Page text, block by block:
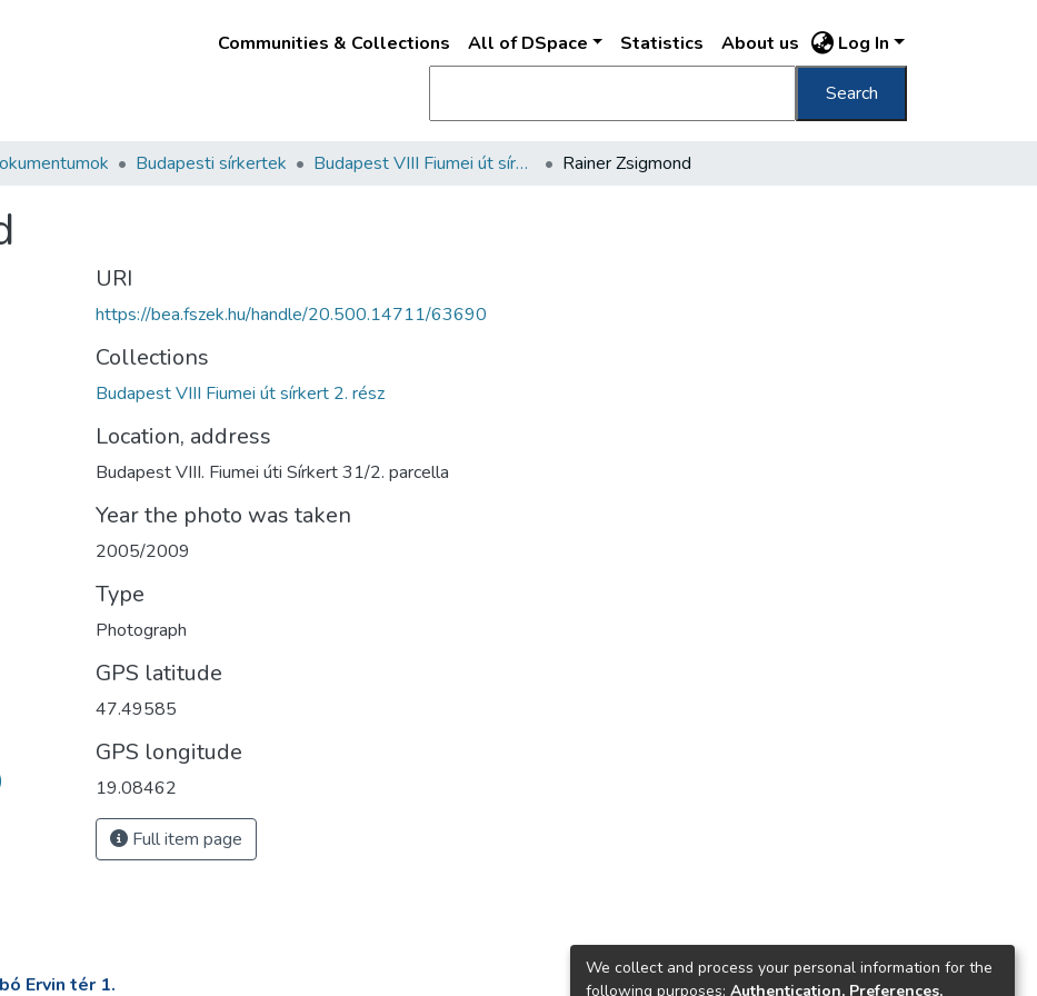
Communities & Collections All of DSpace Statistics About us Log In
Search
Budapesti sírkertek Budapest VIII Fiumei út sírkert 2. rész Rainer Zsigmond
URI
https://bea.fszek.hu/handle/20.500.14711/63690
Collections
Budapest VIII Fiumei út sírkert 2. rész
Location, address
Budapest VIII. Fiumei úti Sírkert 31/2. parcella
Year the photo was taken
2005/2009
Type
Photograph
GPS latitude
47.49585
GPS longitude
19.08462
Full item page
Ervin tér 1.
We collect and process your personal information for the
following purposes: Authentication, Preferences,